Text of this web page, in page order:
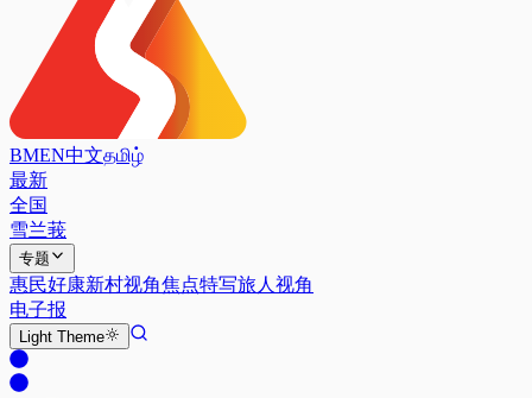
BMEN中文தமிழ்
最新
全国
雪兰莪
专题
惠民好康新村视角焦点特写旅人视角
电子报
Light Theme